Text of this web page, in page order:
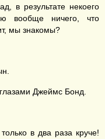
в результате некоего
вообще ничего, что
мы знакомы?
Джеймс Бонд.
в два раза круче!